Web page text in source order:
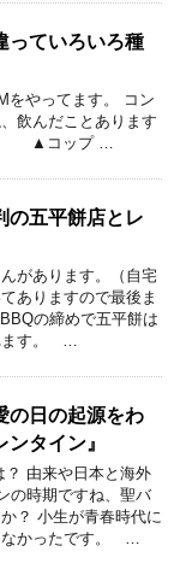
っていろいろ種
をやってます。 コン
飲んだことあります
プ …
の五平餅店とレ
があります。（自宅
ありますので最後ま
の締めで五平餅は
ます。 …
の日の起源をわ
タイン』
由来や日本と海外
の時期ですね、聖バ
？ 小生が青春時代に
なかったです。 …